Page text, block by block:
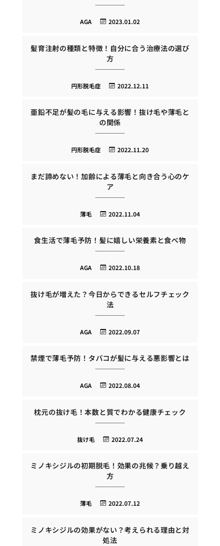
2023.01.02
AGA
髪育注射の種類と特徴！自分に合う治療法の選び
方
2022.12.11
円形脱毛症
亜鉛不足が髪の毛に与える影響！抜け毛や薄毛と
の関係
2022.11.20
円形脱毛症
まだ諦めない！加齢による薄毛と向き合う心のケ
ア
2022.11.04
薄毛
食生活で薄毛予防！髪に嬉しい栄養素と食べ物
2022.10.18
AGA
抜け毛が増えた？今日からできるセルフチェック
法
2022.09.07
AGA
禁煙で薄毛予防！タバコが髪に与える悪影響とは
2022.08.04
AGA
枕元の抜け毛！本数と質でわかる健康チェック
2022.07.24
抜け毛
ミノキシジルの初期脱毛！効果の兆候？乗り越え
方
2022.07.12
薄毛
ミノキシジルの効果がない？考えられる理由と対
処法